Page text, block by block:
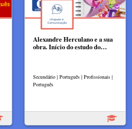
Alexandre Herculano e a sua
obra. Início do estudo do…
Secundário | Português | Profissionais |
Português